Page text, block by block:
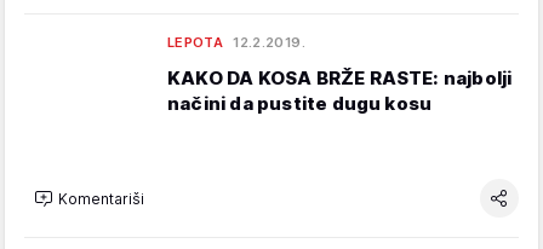
LEPOTA 12.2.2019.
KAKO DA KOSA BRŽE RASTE: najbolji
načini da pustite dugu kosu
Komentariši